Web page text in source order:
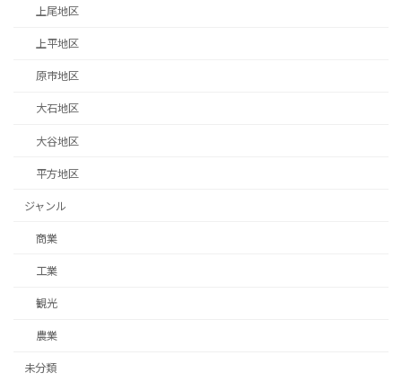
上尾地区
上平地区
原市地区
大石地区
大谷地区
平方地区
ジャンル
商業
工業
観光
農業
未分類